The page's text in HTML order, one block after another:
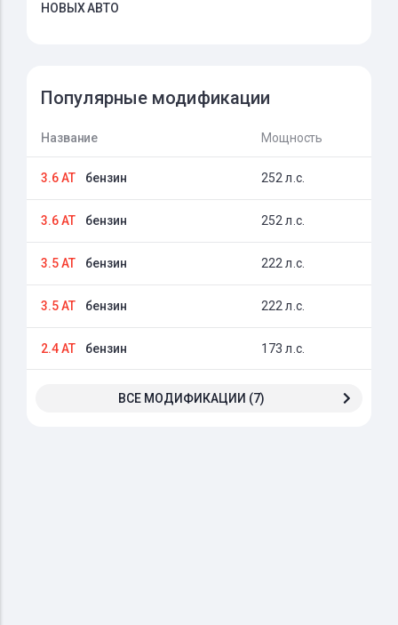
НОВЫХ АВТО
Популярные модификации
Название Мощность
3.6 AT бензин 252 л.с.
3.6 AT бензин 252 л.с.
3.5 AT бензин 222 л.с.
3.5 AT бензин 222 л.с.
2.4 AT бензин 173 л.с.
ВСЕ МОДИФИКАЦИИ (7)